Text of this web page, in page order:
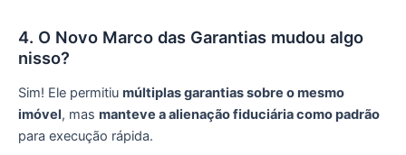
4. O Novo Marco das Garantias mudou algo
nisso?
Sim! Ele permitiu múltiplas garantias sobre o mesmo
imóvel, mas manteve a alienação fiduciária como padrão
para execução rápida.